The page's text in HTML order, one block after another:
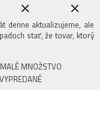
denne aktualizujeme, ale
stať, že tovar, ktorý
MNOŽSTVO